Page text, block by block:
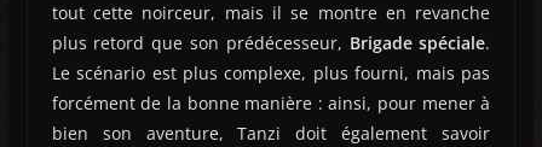
tout cette noirceur, mais il se montre en revanche
plus retord que son prédécesseur, Brigade spéciale.
Le scénario est plus complexe, plus fourni, mais pas
forcément de la bonne manière : ainsi, pour mener à
bien son aventure, Tanzi doit également savoir